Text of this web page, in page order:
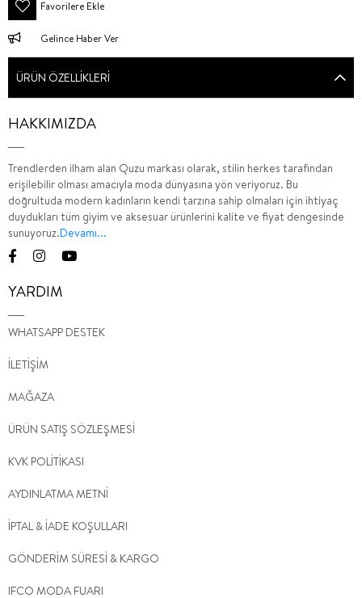
Favorilere Ekle
Gelince Haber Ver
ÜRÜN ÖZELLIKLERI
HAKKIMIZDA
Trendlerden ilham alan Quzu markası olarak, stilin herkes tarafından
erişilebilir olması amacıyla moda dünyasına yön veriyoruz. Bu
doğrultuda modern kadınların kendi tarzına sahip olmaları için ihtiyaç
duydukları tüm giyim ve aksesuar ürünlerini kalite ve fiyat dengesinde
sunuyoruz.Devamı...
YARDIM
WHATSAPP DESTEK
İLETİŞİM
MAĞAZA
ÜRÜN SATIŞ SÖZLEŞMESİ
KVK POLİTİKASI
AYDINLATMA METNİ
İPTAL & İADE KOŞULLARI
GÖNDERİM SÜRESİ & KARGO
IFCO MODA FUARI